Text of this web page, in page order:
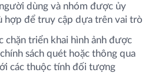
dùng và nhóm được ủy
hợp để truy cập dựa trên vai trò
chặn triển khai hình ảnh được
sách quét hoặc thông qua
các thuộc tính đối tượng